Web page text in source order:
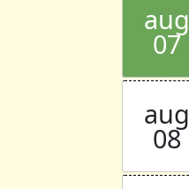
aug
07
aug
08